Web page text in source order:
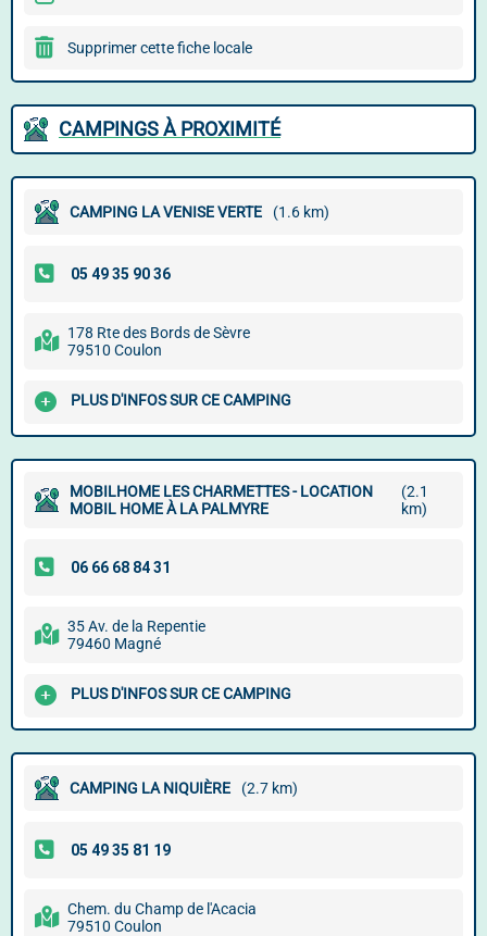
Supprimer cette fiche locale
CAMPINGS À PROXIMITÉ
CAMPING LA VENISE VERTE (1.6 km)
178 Rte des Bords de Sèvre
79510 Coulon
PLUS D'INFOS SUR CE CAMPING
MOBILHOME LES CHARMETTES - LOCATION
MOBIL HOME À LA PALMYRE
(2.1
km)
35 Av. de la Repentie
79460 Magné
PLUS D'INFOS SUR CE CAMPING
CAMPING LA NIQUIÈRE (2.7 km)
Chem. du Champ de l'Acacia
79510 Coulon